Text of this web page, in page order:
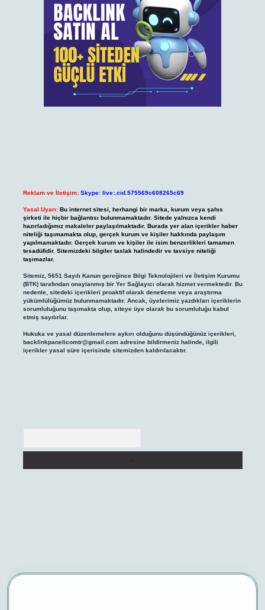
Reklam ve İletişim: Skype: live:.cid.575569c608265c69
Yasal Uyarı: Bu internet sitesi, herhangi bir marka, kurum veya şahıs
şirketi ile hiçbir bağlantısı bulunmamaktadır. Sitede yalnızca kendi
hazırladığımız makaleler paylaşılmaktadır. Burada yer alan içerikler haber
niteliği taşımamakta olup, gerçek kurum ve kişiler hakkında paylaşım
yapılmamaktadır. Gerçek kurum ve kişiler ile isim benzerlikleri tamamen
tesadüfidir. Sitemizdeki bilgiler taslak halindedir ve tavsiye niteliği
taşımazlar.
Sitemiz, 5651 Sayılı Kanun gereğince Bilgi Teknolojileri ve İletişim Kurumu
(BTK) tarafından onaylanmış bir Yer Sağlayıcı olarak hizmet vermektedir. Bu
nedenle, sitedeki içerikleri proaktif olarak denetleme veya araştırma
yükümlülüğümüz bulunmamaktadır. Ancak, üyelerimiz yazdıkları içeriklerin
sorumluluğunu taşımakta olup, siteye üye olarak bu sorumluluğu kabul
etmiş sayılırlar.
Hukuka ve yasal düzenlemelere aykırı olduğunu düşündüğünüz içerikleri,
backlinkpanelicomtr@gmail.comadresine bildirmeniz halinde, ilgili
içerikler yasal süre içerisinde sitemizden kaldırılacaktır.